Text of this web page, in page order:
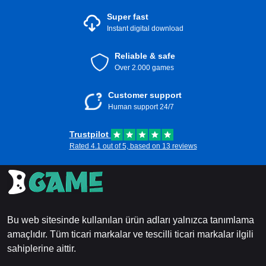
Hediye Vermek Kolay: Oyun tutkunu olan arkadaş ve
aile üyelerine hediye etmek için mükemmel.
Güvenli İşlemler: Steam üzerinden güvenli ve
aktivasyondan hemen sonra alışverişe başlayın.
satın alın ve sınırsız oyun dünyasına dalın! Parmaklarınızın
ucunda eşsiz oyun deneyimlerinin tadını çıkarın.
Super fast
Instant digital download
Reliable & safe
Over 2.000 games
Customer support
Human support 24/7
Trustpilot
Rated 4.1 out of 5, based on 13 reviews
Bu web sitesinde kullanılan ürün adları yalnızca tanımlama
amaçlıdır. Tüm ticari markalar ve tescilli ticari markalar ilgili
sahiplerine aittir.